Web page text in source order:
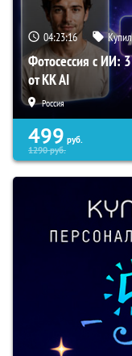
04:23:15
Фотосессия с ИИ:
от KK AI
Россия
499 руб.
1290руб.